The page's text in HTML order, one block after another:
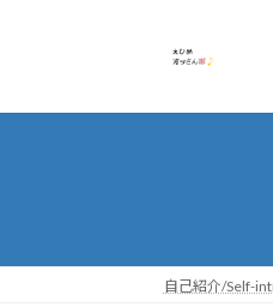
プ
動
自己紹介/Self-